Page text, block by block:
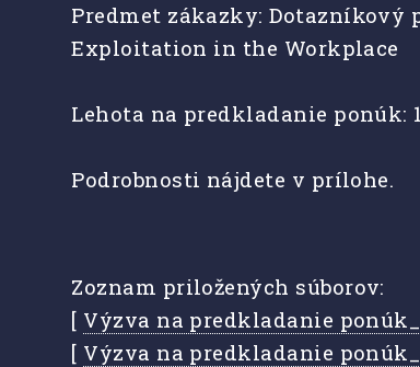
Predmet zákazky: Dotazníkový
Exploitation in the Workplace
Lehota na predkladanie ponúk:
Podrobnosti nájdete v prílohe.
Zoznam priložených súborov:
[ Výzva na predkladanie
[ Výzva na predkladanie